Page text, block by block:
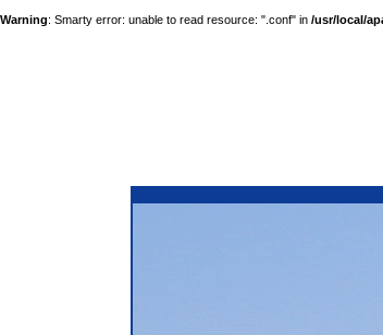
Warning: Smarty error: unable to read resource: ".conf" in /usr/local/